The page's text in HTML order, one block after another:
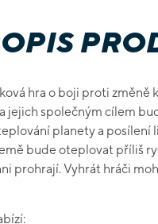
hra o boji proti změně
jejich společným cílem
planety a posílení
bude oteplovat příliš
prohrají. Vyhrát hráči